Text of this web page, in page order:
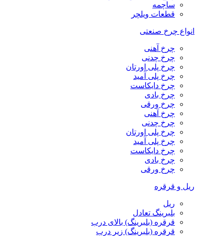
ساچمه
قطعات ویلچر
انواع چرخ صنعتی
چرخ آهنی
چرخ چدنی
چرخ پلی اورتان
چرخ پلی آمید
چرخ دایکاست
چرخ بادی
چرخ ورقی
چرخ آهنی
چرخ چدنی
چرخ پلی اورتان
چرخ پلی آمید
چرخ دایکاست
چرخ بادی
چرخ ورقی
ریل و قرقره
ریل
بلبرینگ تعادل
قرقره (بلبرینگ) بالای درب
قرقره (بلبرینگ) زیر درب